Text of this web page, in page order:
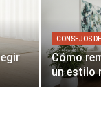
CONSEJOS
Cómo
un estilo